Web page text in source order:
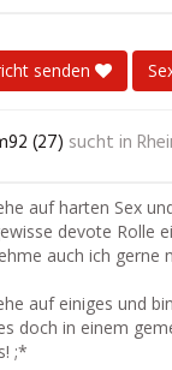
senden
(27) sucht in
auf harten Sex
devote Rolle
auch ich gerne
auf einiges und
doch in einem
;*